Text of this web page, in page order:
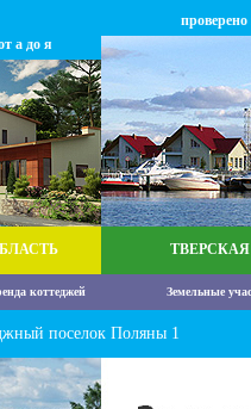
а до я
проверено
коттеджей Земельные
поселок Поляны 1